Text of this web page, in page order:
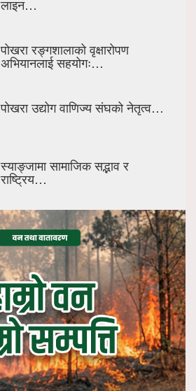
लाइन…
पोखरा रङ्गशालाको वृक्षारोपण
अभियानलाई सहयोगः…
पोखरा उद्योग वाणिज्य संघको नेतृत्व…
स्याङ्जामा सामाजिक सद्भाव र
राष्ट्रिय…